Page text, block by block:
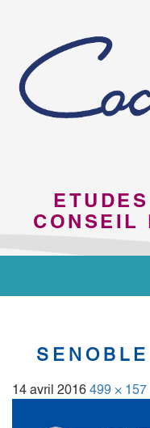
CONSEIL
SENOBLE
14 avril 2016 499 × 157